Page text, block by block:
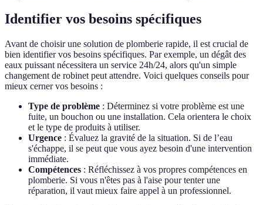
Identifier vos besoins spécifiques
Avant de choisir une solution de plomberie rapide, il est crucial de
bien identifier vos besoins spécifiques. Par exemple, un dégât des
eaux puissant nécessitera un service 24h/24, alors qu'un simple
changement de robinet peut attendre. Voici quelques conseils pour
mieux cerner vos besoins :
Type de problème : Déterminez si votre problème est une
fuite, un bouchon ou une installation. Cela orientera le choix
et le type de produits à utiliser.
Urgence : Évaluez la gravité de la situation. Si de l’eau
s'échappe, il se peut que vous ayez besoin d'une intervention
immédiate.
Compétences : Réfléchissez à vos propres compétences en
plomberie. Si vous n'êtes pas à l'aise pour tenter une
réparation, il vaut mieux faire appel à un professionnel.